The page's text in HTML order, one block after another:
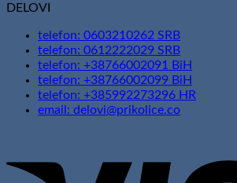
DELOVI
telefon: 0603210262 SRB
telefon: 0612222029 SRB
telefon: +38766002091 BiH
telefon: +38766002099 BiH
telefon: +385992273296 HR
email: delovi@prikolice.co